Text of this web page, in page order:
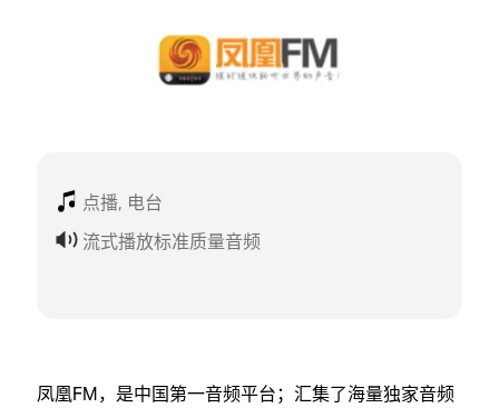
点播, 电台
流式播放标准质量音频
凤凰FM，是中国第一音频平台；汇集了海量独家音频